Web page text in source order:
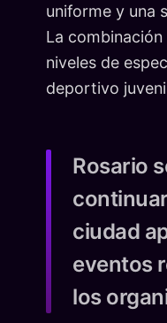
uniforme y una
La
niveles de
deportivo
Rosario
ciudad
eventos
los